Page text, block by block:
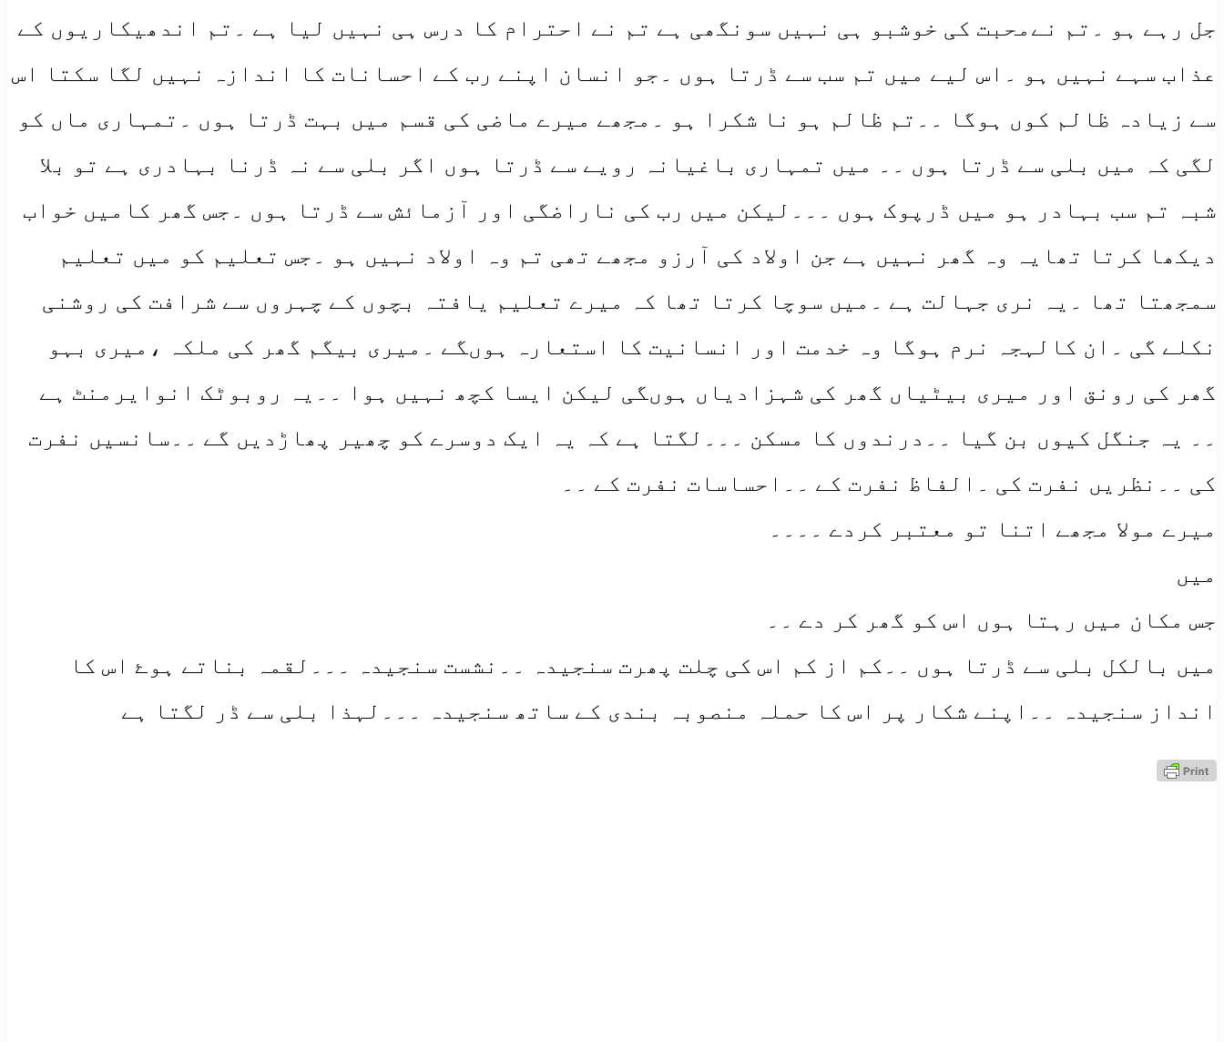
جل رہے ہو ۔تم نےمحبت کی خوشبو ہی نہیں سونگھی ہے تم نے احترام کا درس ہی نہیں لیا ہے ۔تم اندھیکاریوں کے
عذاب سہے نہیں ہو ۔اس لیے میں تم سب سے ڈرتا ہوں ۔جو انسان اپنے رب کے احسانات کا اندازہ نہیں لگا سکتا اس
سے زیادہ ظالم کوں ہوگا ۔۔تم ظالم ہو نا شکرا ہو ۔مجھے میرے ماضی کی قسم میں بہت ڈرتا ہوں ۔تمہاری ماں کو
لگی کہ میں بلی سے ڈرتا ہوں ۔۔ میں تمہاری باغیانہ رویے سے ڈرتا ہوں اگر بلی سے نہ ڈرنا بہادری ہے تو بلا
شبہ تم سب بہادر ہو میں ڈرپوک ہوں ۔۔۔لیکن میں رب کی ناراضگی اور آزمائش سے ڈرتا ہوں ۔جس گھر کامیں خواب
دیکھا کرتا تھایہ وہ گھر نہیں ہے جن اولاد کی آرزو مجھے تھی تم وہ اولاد نہیں ہو ۔جس تعلیم کو میں تعلیم
سمجھتا تھا ۔یہ نری جہالت ہے ۔میں سوچا کرتا تھا کہ میرے تعلیم یافتہ بچوں کے چہروں سے شرافت کی روشنی
نکلے گی ۔ان کالہجہ نرم ہوگا وہ خدمت اور انسانیت کا استعارہ ہوںگے ۔میری بیگم گھر کی ملکہ ،میری بہو
گھر کی رونق اور میری بیٹیاں گھر کی شہزادیاں ہوںگی لیکن ایسا کچھ نہیں ہوا ۔۔یہ روبوٹک انوایرمنٹ ہے
۔۔ یہ جنگل کیوں بن گیا ۔۔درندوں کا مسکن ۔۔۔لگتا ہے کہ یہ ایک دوسرے کو چھیر پھاڑدیں گے ۔۔سانسیں نفرت
کی ۔۔نظریں نفرت کی ۔الفاظ نفرت کے ۔۔احساسات نفرت کے ۔۔
میرے مولا مجھے اتنا تو معتبر کردے ۔۔۔۔
میں
جس مکان میں رہتا ہوں اس کو گھر کر دے ۔۔
میں بالکل بلی سے ڈرتا ہوں ۔۔کم از کم اس کی چلت پھرت سنجیدہ ۔۔نشست سنجیدہ ۔۔۔لقمہ بناتے ہوۓ اس کا
انداز سنجیدہ ۔۔اپنے شکار پر اس کا حملہ منصوبہ بندی کے ساتھ سنجیدہ ۔۔۔لہذا بلی سے ڈر لگتا ہے